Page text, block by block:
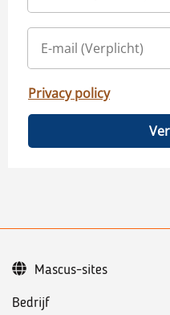
Privacy policy
Bedrijf
Mascus-sites